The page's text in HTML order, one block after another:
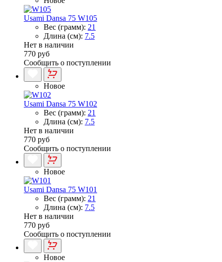
Usami Dansa 75 W105
Вес (грамм): 21
Длина (см): 7.5
Нет в наличии
770 руб
Сообщить о поступлении
Новое
Usami Dansa 75 W102
Вес (грамм): 21
Длина (см): 7.5
Нет в наличии
770 руб
Сообщить о поступлении
Новое
Usami Dansa 75 W101
Вес (грамм): 21
Длина (см): 7.5
Нет в наличии
770 руб
Сообщить о поступлении
Новое